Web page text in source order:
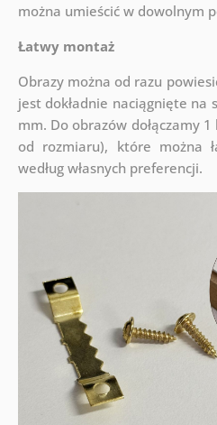
można umieścić w dowolnym
Łatwy montaż
Obrazy można od razu
jest dokładnie naciągnięte na
mm. Do obrazów dołączamy
od rozmiaru), które można
według własnych preferencji.